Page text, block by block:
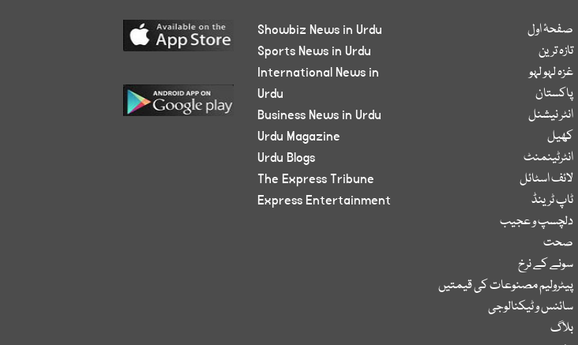
صفحۂ اول
تازہ ترین
غزہ لہو لہو
پاکستان
انٹر نیشنل
کھیل
انٹرٹینمنٹ
لائف اسٹائل
ٹاپ ٹرینڈ
دلچسپ و عجیب
صحت
سونے کے نرخ
پیٹرولیم مصنوعات کی قیمتیں
سائنس و ٹیکنالوجی
بلاگ
Showbiz News in Urdu
Sports News in Urdu
International News in
Urdu
Business News in Urdu
Urdu Magazine
Urdu Blogs
The Express Tribune
Express Entertainment